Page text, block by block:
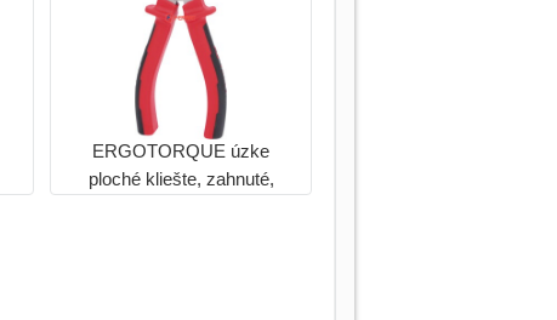
ERGOTORQUE úzke
ploché kliešte, zahnuté,